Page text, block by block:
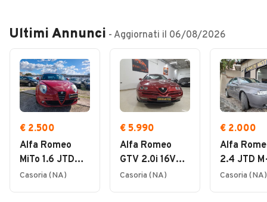
Martedì
Chiuso
Mercoledì
Chiuso
Giovedì
Chiuso
Venerdì
Chiuso
Sabato
Chiuso
Domenica
Ultimi Annunci - Aggiornati il 06/08/2026
€ 2.500
Alfa Romeo
MiTo 1.6 JTDm
16V Distinctive
Casoria (NA)
€ 5.990
Alfa Romeo
GTV 2.0i 16V
Twin Spark
Casoria (NA)
€ 2.000
Alfa
2.4 JTD
20V 185cv
Casoria (NA)